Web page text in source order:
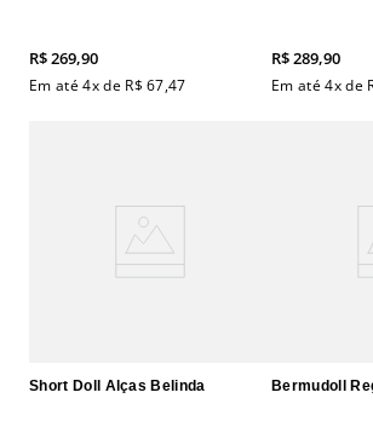
R$269,90
Em até4x de R$ 67,47
R$289,90
Em até4x de
Short Doll Alças Belinda Bermudoll